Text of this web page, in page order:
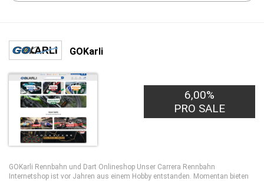
GOKarli
6,00%
PRO SALE
GOKarli Rennbahn und Dart Onlineshop Unser Carrera Rennbahn
Internetshop ist vor Jahren aus einem Hobby entstanden. Momentan bieten